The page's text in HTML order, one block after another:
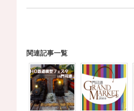
関連記事一覧